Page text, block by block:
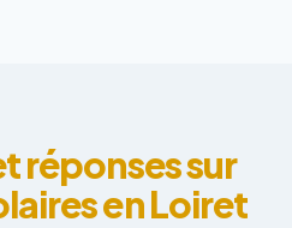
réponses sur
en Loiret